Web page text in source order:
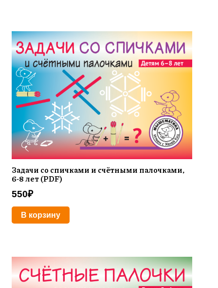
Задачи со спичками и счётными палочками,
6-8 лет (PDF)
550₽
В корзину